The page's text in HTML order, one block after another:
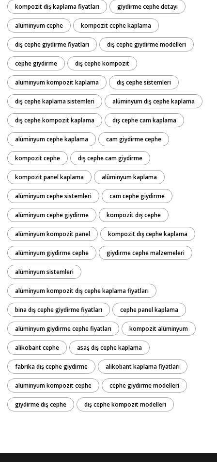
kompozit diş kaplama fiyatları giydirme cephe detayı
alüminyum cephe kompozit cephe kaplama
dış cephe giydirme fiyatları dış cephe giydirme modelleri
cephe giydirme dış cephe kompozit
alüminyum kompozit kaplama dış cephe sistemleri
dış cephe kaplama sistemleri alüminyum dış cephe kaplama
dış cephe kompozit kaplama dış cephe cam kaplama
alüminyum cephe kaplama cam giydirme cephe
kompozit cephe dış cephe cam giydirme
kompozit panel kaplama alüminyum kaplama
alüminyum cephe sistemleri cam cephe giydirme
alüminyum cephe giydirme kompozit dış cephe
alüminyum kompozit panel kompozit dış cephe kaplama
alüminyum giydirme cephe giydirme cephe malzemeleri
alüminyum sistemleri
alüminyum kompozit dış cephe kaplama fiyatları
bina dış cephe giydirme fiyatları cephe panel kaplama
alüminyum giydirme cephe fiyatları kompozit alüminyum
alikobant cephe asaş dış cephe kaplama
fabrika dış cephe giydirme alikobant kaplama fiyatları
alüminyum kompozit cephe cephe giydirme modelleri
giydirme dış cephe dış cephe kompozit modelleri